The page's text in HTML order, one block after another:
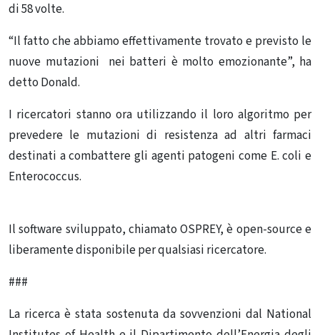
di 58 volte.
“Il fatto che abbiamo effettivamente trovato e previsto le
nuove mutazioni nei batteri è molto emozionante”, ha
detto Donald.
I ricercatori stanno ora utilizzando il loro algoritmo per
prevedere le mutazioni di resistenza ad altri farmaci
destinati a combattere gli agenti patogeni come E. coli e
Enterococcus.
Il software sviluppato, chiamato OSPREY, è open-source e
liberamente disponibile per qualsiasi ricercatore.
###
La ricerca è stata sostenuta da sovvenzioni dal National